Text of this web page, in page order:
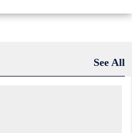
See All